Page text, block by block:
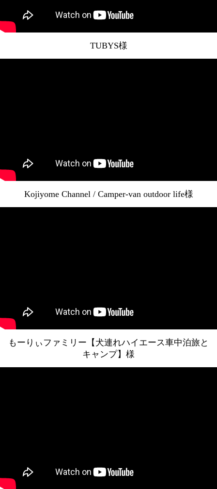
TUBYS様
Kojiyome Channel / Camper-van outdoor life様
もーりぃファミリー【犬連れハイエース車中泊旅と
キャンプ】様